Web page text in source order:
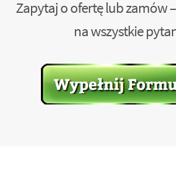
Zapytaj o ofertę lub zamów
na wszystkie